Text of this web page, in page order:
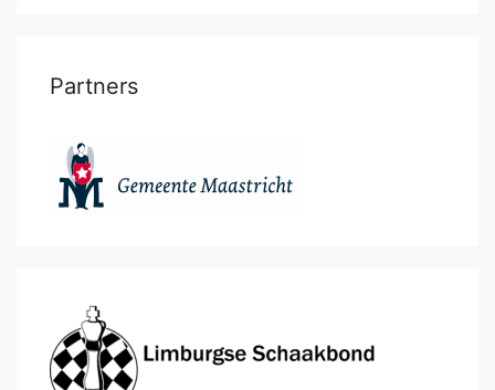
Partners